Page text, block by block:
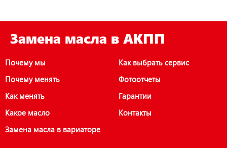
Замена масла в АКПП
Почему мы
Почему менять
Как менять
Какое масло
Замена масла в вариаторе
Как выбрать сервис
Фотоотчеты
Гарантии
Контакты